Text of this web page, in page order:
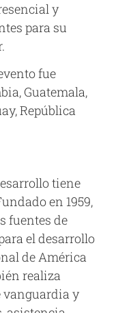
y
para su
fue
Guatemala,
República
tiene
en 1959,
fuentes de
el desarrollo
de América
realiza
vanguardia y